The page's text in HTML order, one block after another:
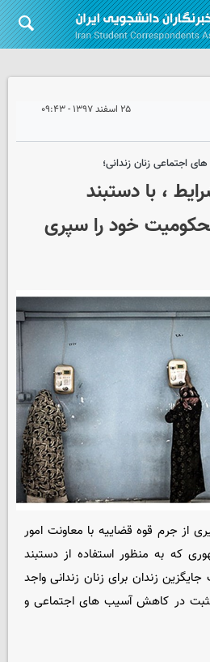
۲۵ اسفند ۱۳۹۷ - ۰۹:۴۳
اجتماعی زنان زندانی؛
، با دستبند
خود را سپری
از جرم قوه قضاییه با معاونت امور
که به منظور استفاده از دستبند
زندان برای زنان زندانی واجد
در کاهش آسیب های اجتماعی و